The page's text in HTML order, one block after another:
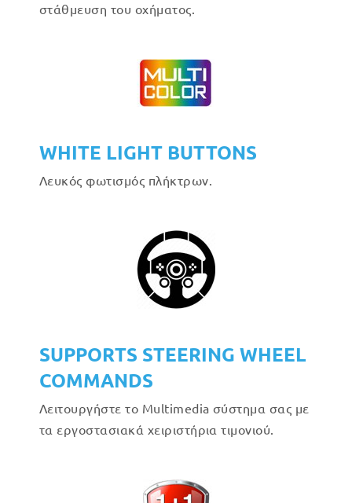
στάθμευση του οχήματος.
WHITE LIGHT BUTTONS
Λευκός φωτισμός πλήκτρων.
SUPPORTS STEERING WHEEL
COMMANDS
Λειτουργήστε το Multimedia σύστημα σας με
τα εργοστασιακά χειριστήρια τιμονιού.